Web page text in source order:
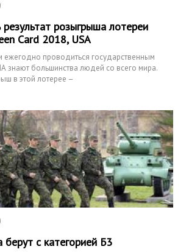
результат розыгрыша лотереи
Card 2018, USA
ежегодно проводиться государственным
знают большинства людей со всего мира.
в этой лотерее –
берут с категорией Б3